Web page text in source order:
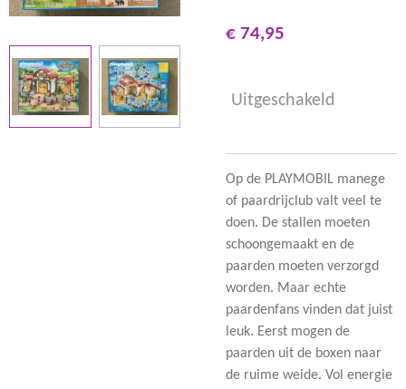
€ 74,95
Uitgeschakeld
Op de PLAYMOBIL manege
of paardrijclub valt veel te
doen. De stallen moeten
schoongemaakt en de
paarden moeten verzorgd
worden. Maar echte
paardenfans vinden dat juist
leuk. Eerst mogen de
paarden uit de boxen naar
de ruime weide. Vol energie